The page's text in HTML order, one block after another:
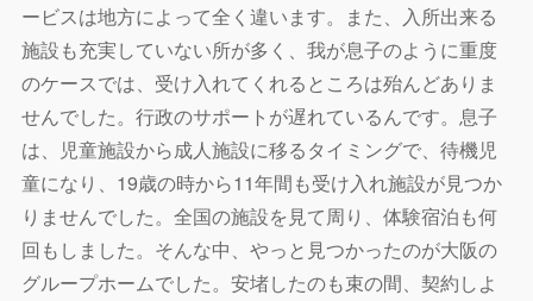
ービスは地方によって全く違います。また、 入所出来る
施設も充実していない所が多く、我が息子のように重度
のケースでは、 受け入れてくれるところは殆んどありま
せんでした。行政のサポートが遅れているんです。息子
は、
児童施設から成人施設に移るタイミングで、待機児
童になり、 19歳の時から11年間も受け入れ施設が見つか
りませんでした。全国の施設を見て周り、体験宿泊も何
回もしました。そんな中、やっと見つかったのが大阪の
グループホームでした。安堵したのも束の間、契約しよ